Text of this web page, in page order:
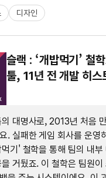
디자인
슬랙 : ‘개밥먹기’ 철
툴, 11년 전 개발 히스
대명사로, 2013년 처음
. 실패한 게임 회사를 운영
기' 철학을 통해 팀의 내부
거뒀죠. 이 철학은 팀원이